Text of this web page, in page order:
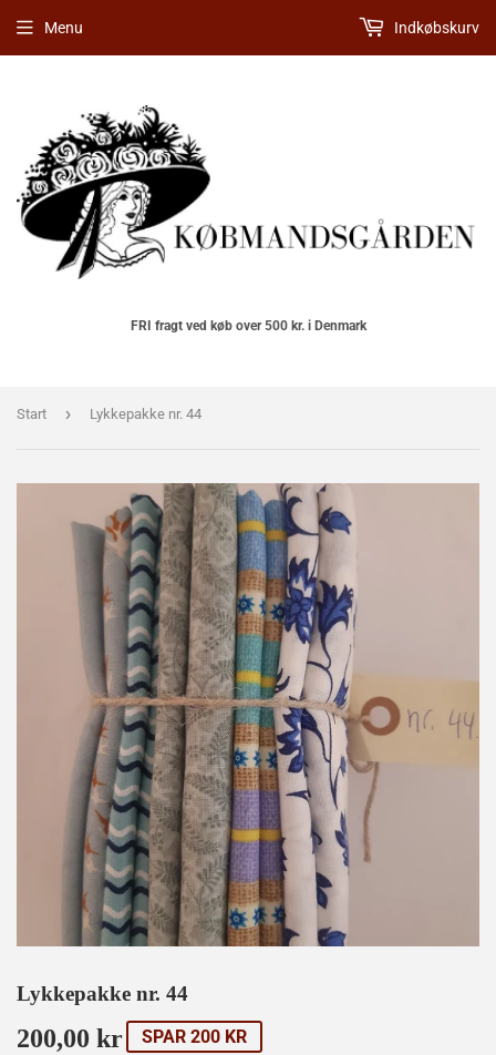
FRI fragt ved køb over 500 kr. i Denmark
Menu Indkøbskurv
Start › Lykkepakke nr. 44
Lykkepakke nr. 44
200,00 kr 200,00
SPAR 200 KR